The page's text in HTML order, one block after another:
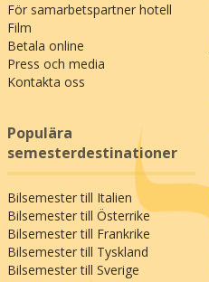
För samarbetspartner hotell
Film
Betala online
Press och media
Kontakta oss
Populära
semesterdestinationer
Bilsemester till Italien
Bilsemester till Österrike
Bilsemester till Frankrike
Bilsemester till Tyskland
Bilsemester till Sverige